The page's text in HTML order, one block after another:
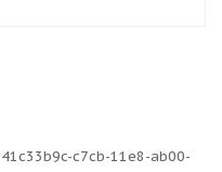
41c33b9c-c7cb-11e8-ab00-